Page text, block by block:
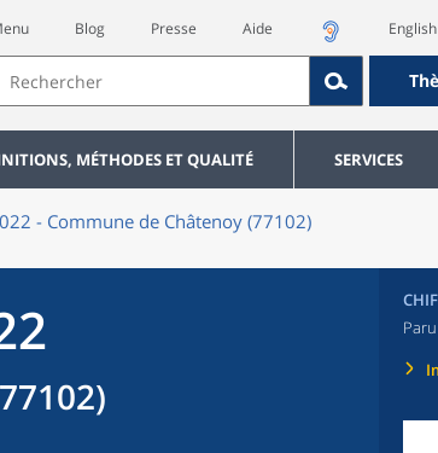
Blog Presse Aide English
MÉTHODES ET QUALITÉ SERVICES
- Commune de Châtenoy (77102)